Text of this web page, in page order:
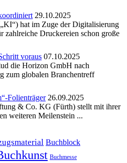
29.10.2025
hat im Zuge der Digitalisierung
zahlreiche Druckereien schon große
voraus 07.10.2025
die Horizon GmbH nach
zum globalen Branchentreff
Folienträger26.09.2025
& Co. KG (Fürth) stellt mit ihrer
weiteren Meilenstein ...
Buchblock
Buchmesse